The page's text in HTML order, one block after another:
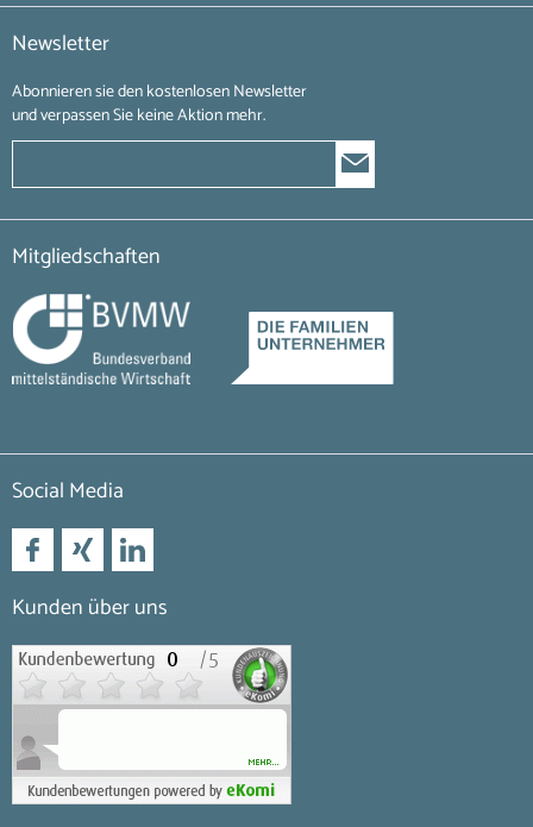
Newsletter
Abonnieren sie den kostenlosen Newsletter
und verpassen Sie keine Aktion mehr.
Mitgliedschaften
Social Media
Kunden über uns